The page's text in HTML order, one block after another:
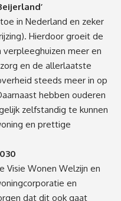
in Nederland en zeker
Hierdoor groeit de
verpleeghuizen meer en
en de allerlaatste
steeds meer in op
hebben ouderen
zelfstandig te kunnen
en prettige
Visie Wonen Welzijn en
en
dat dit ook gaat